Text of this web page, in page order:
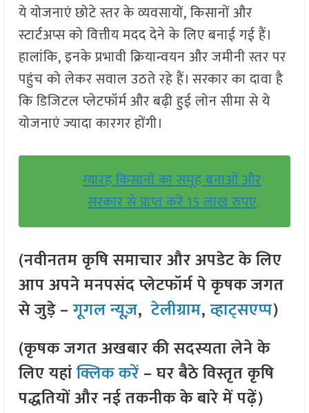
ये योजनाएं छोटे स्तर के व्यवसायों, किसानों और
स्टार्टअप्स को वित्तीय मदद देने के लिए बनाई गई हैं।
हालांकि, इनके प्रभावी क्रियान्वयन और जमीनी स्तर पर
पहुंच को लेकर सवाल उठते रहे हैं। सरकार का दावा है
कि डिजिटल प्लेटफॉर्म और बढ़ी हुई लोन सीमा से ये
योजनाएं ज्यादा कारगर होंगी।
ग्यारह किसानों का समूह बनाओं और
सरकार से प्राप्त करें 15 लाख रुपए
(नवीनतम कृषि समाचार और अपडेट के लिए
आप अपने मनपसंद प्लेटफॉर्म पे कृषक जगत
से जुड़े –गूगल न्यूज़,टेलीग्राम,व्हाट्सएप्प)
(कृषक जगत अखबार की सदस्यता लेने के
लिए यहांक्लिक करें– घर बैठे विस्तृत कृषि
पद्धतियों और नई तकनीक के बारे में पढ़ें)